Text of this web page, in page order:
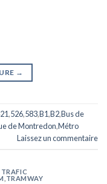
→
,526,583,B1,B2,Bus de
de Montredon,Métro
Laissez un commentaire
TRAFIC
TRAMWAY